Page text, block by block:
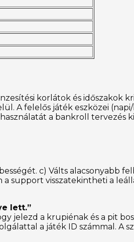
korlátok és időszakok
A felelős játék eszközei
a bankroll tervezés
c) Válts alacsonyabb
support visszatekintheti a
lett.”
jelezd a krupiénak és a pit
a játék ID számmal. A